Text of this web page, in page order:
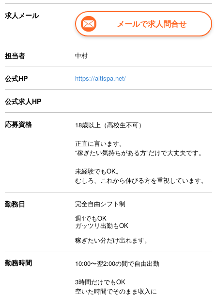
求人メール
メールで求人問合せ
担当者 中村
公式HP https://altispa.net/
公式求人HP
応募資格
18歳以上（高校生不可）
正直に言います。
“稼ぎたい気持ちがある方”だけで大丈夫です。
未経験でもOK。
むしろ、これから伸びる方を重視しています。
勤務日
完全自由シフト制
週1でもOK
ガッツリ出勤もOK
稼ぎたい分だけ出れます。
勤務時間
10:00〜翌2:00の間で自由出勤
3時間だけでもOK
空いた時間でそのまま収入に